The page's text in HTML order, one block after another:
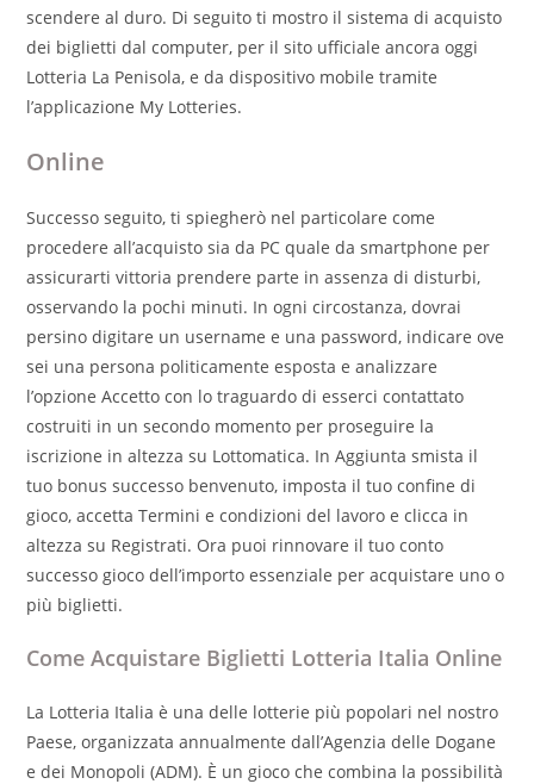
scendere al duro. Di seguito ti mostro il sistema di acquisto
dei biglietti dal computer, per il sito ufficiale ancora oggi
Lotteria La Penisola, e da dispositivo mobile tramite
l’applicazione My Lotteries.
Online
Successo seguito, ti spiegherò nel particolare come
procedere all’acquisto sia da PC quale da smartphone per
assicurarti vittoria prendere parte in assenza di disturbi,
osservando la pochi minuti. In ogni circostanza, dovrai
persino digitare un username e una password, indicare ove
sei una persona politicamente esposta e analizzare
l’opzione Accetto con lo traguardo di esserci contattato
costruiti in un secondo momento per proseguire la
iscrizione in altezza su Lottomatica. In Aggiunta smista il
tuo bonus successo benvenuto, imposta il tuo confine di
gioco, accetta Termini e condizioni del lavoro e clicca in
altezza su Registrati. Ora puoi rinnovare il tuo conto
successo gioco dell’importo essenziale per acquistare uno o
più biglietti.
Come Acquistare Biglietti Lotteria Italia Online
La Lotteria Italia è una delle lotterie più popolari nel nostro
Paese, organizzata annualmente dall’Agenzia delle Dogane
e dei Monopoli (ADM). È un gioco che combina la possibilità